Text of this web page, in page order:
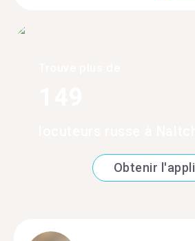
Obtenir l'appli